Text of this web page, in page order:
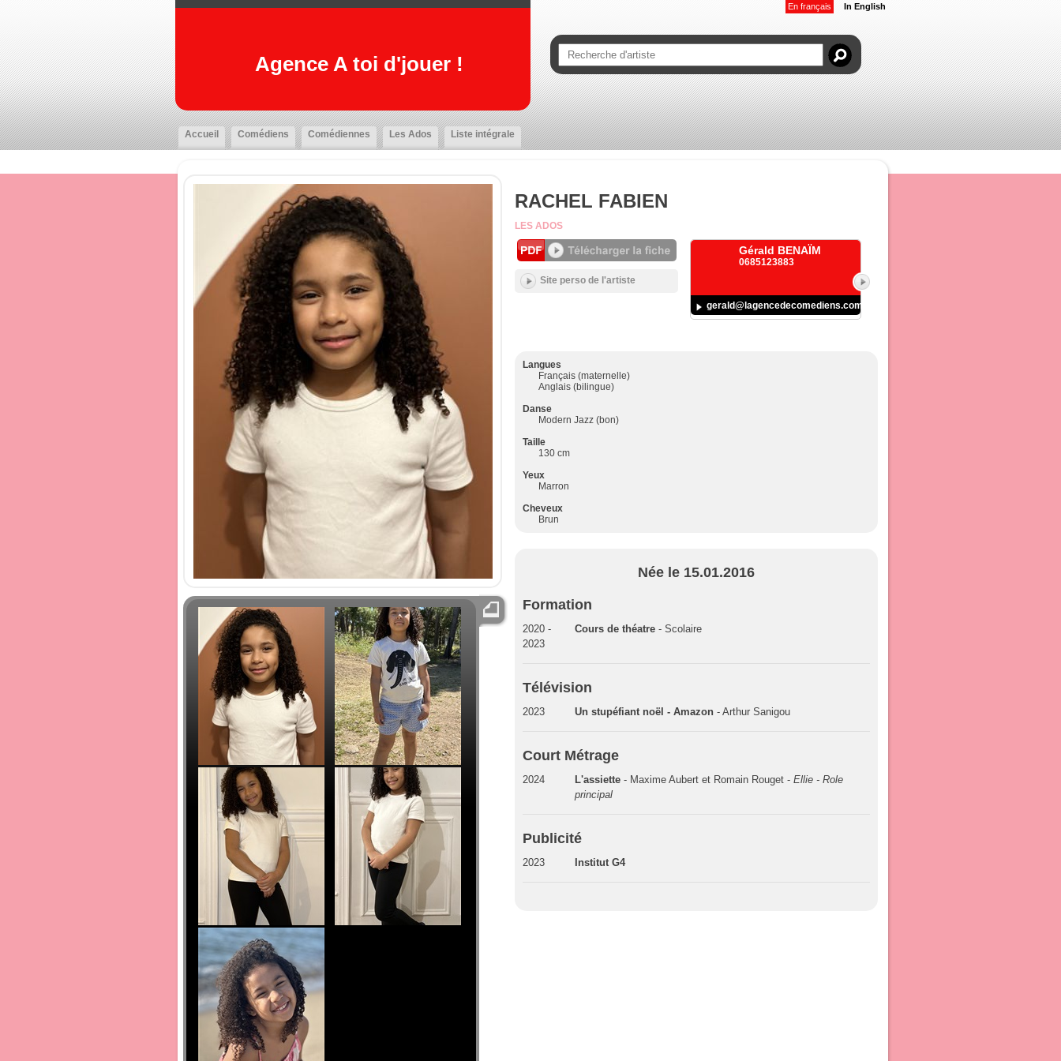
Agence A toi d'jouer !
En français In English
Accueil Comédiens Comédiennes Les Ados Liste intégrale
RACHEL FABIEN
LES ADOS
Site perso de l'artiste
Gérald BENAÏM
0685123883
gerald@lagencedecomediens.com
Langues
Français (maternelle)
Anglais (bilingue)
Danse
Modern Jazz (bon)
Taille
130 cm
Yeux
Marron
Cheveux
Brun
Née le 15.01.2016
Formation
2020 -
2023
Cours de théatre - Scolaire
Télévision
2023 Un stupéfiant noël - Amazon - Arthur Sanigou
Court Métrage
2024 L'assiette - Maxime Aubert et Romain Rouget -Ellie - Role
principal
Publicité
2023 Institut G4